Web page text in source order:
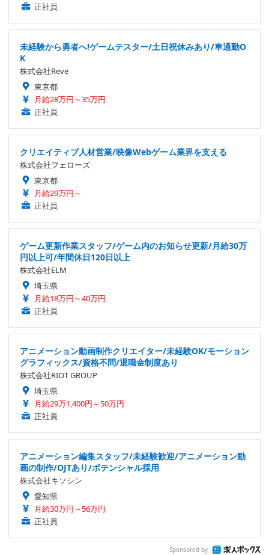
正社員
未経験から勇者へ!ゲームテスター/土日祝休みあり/車通勤O
K
株式会社Reve
東京都
月給28万円～35万円
正社員
クリエイティブ人材営業/映像Webゲーム業界を支える
株式会社フェローズ
東京都
月給29万円～
正社員
ゲーム更新作業スタッフ/ゲーム内のお知らせ更新/月給30万
円以上可/年間休日120日以上
株式会社ELM
埼玉県
月給18万円～40万円
正社員
アニメーション動画制作クリエイター/未経験OK/モーション
グラフィックス/資格不問/退職金制度あり
株式会社RIOT GROUP
埼玉県
月給29万1,400円～50万円
正社員
アニメーション編集スタッフ/未経験歓迎/アニメーション動
画の制作/OJTあり/ポテンシャル採用
株式会社キソシン
愛知県
月給30万円～56万円
正社員
Sponsored by